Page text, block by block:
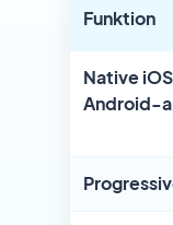
Funktion
Native
Android-